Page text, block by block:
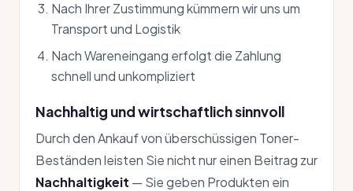
Nach Ihrer Zustimmung kümmern wir uns um
Transport und Logistik
Nach Wareneingang erfolgt die Zahlung
schnell und unkompliziert
Nachhaltig und wirtschaftlich sinnvoll
Durch den Ankauf von überschüssigen Toner-
Beständen leisten Sie nicht nur einen Beitrag zur
Nachhaltigkeit — Sie geben Produkten ein